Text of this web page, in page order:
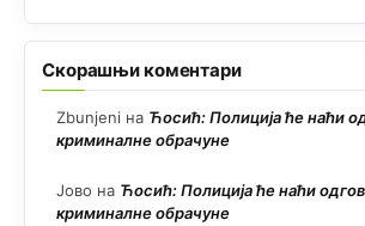
Скорашњи коментари
Zbunjeni на Ћосић: Полиција ће наћи
криминалне обрачуне
Јово на Ћосић: Полиција ће наћи
криминалне обрачуне